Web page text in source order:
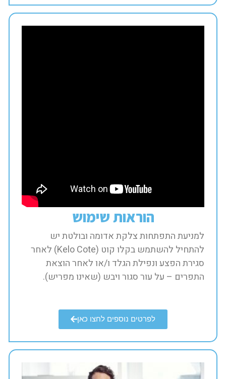
הוראות שימוש​
למניעת התפתחות צלקת אדומה ובולטת יש
להתחיל להשתמש בקלו קוט (Kelo Cote) לאחר
סגירת הפצע ונפילת הגלד ו/או לאחר הוצאת
התפרים – על עור סגור ויבש (שאינו מפריש).​
לפרטים נוספים לחצו כאן